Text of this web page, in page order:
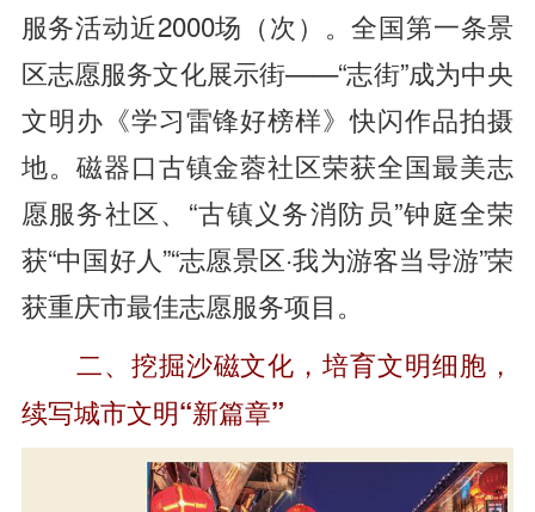
服务活动近2000场（次）。全国第一条景
区志愿服务文化展示街——“志街”成为中央
文明办《学习雷锋好榜样》快闪作品拍摄
地。磁器口古镇金蓉社区荣获全国最美志
愿服务社区、“古镇义务消防员”钟庭全荣
获“中国好人”“志愿景区·我为游客当导游”荣
获重庆市最佳志愿服务项目。
二、挖掘沙磁文化，培育文明细胞，
续写城市文明“新篇章”